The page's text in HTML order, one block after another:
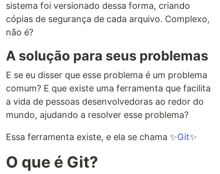
sistema foi versionado dessa forma, criando
cópias de segurança de cada arquivo. Complexo,
não é?
A solução para seus problemas
E se eu disser que esse problema é um problema
comum? E que existe uma ferramenta que facilita
a vida de pessoas desenvolvedoras ao redor do
mundo, ajudando a resolver esse problema?
Essa ferramenta existe, e ela se chama ✨Git✨
O que é Git?